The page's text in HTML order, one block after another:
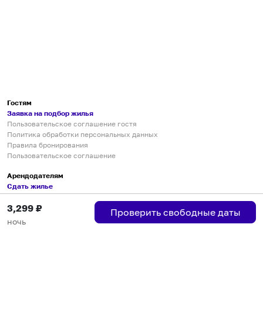
3,299 ₽
ночь
Проверить свободные даты
Гостям
Заявка на подбор жилья
Пользовательское соглашение гостя
Политика обработки персональных данных
Правила бронирования
Пользовательское соглашение
Арендодателям
Сдать жилье
Пользовательское соглашение
Правила публикации объявлений